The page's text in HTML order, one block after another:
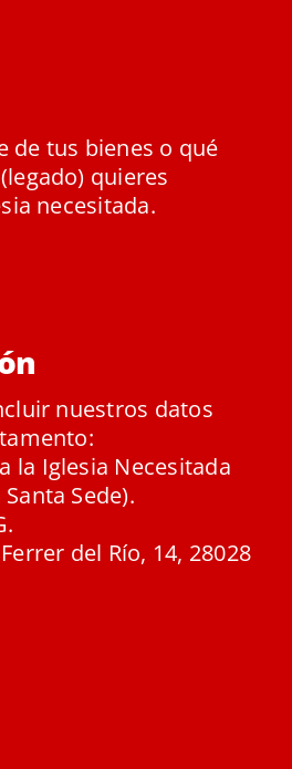
de tus bienes o qué
quieres
necesitada.
nuestros datos
la Iglesia Necesitada
Sede).
del Río, 14, 28028